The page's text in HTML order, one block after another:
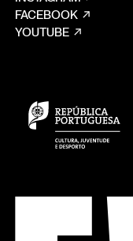
FACEBOOK
YOUTUBE